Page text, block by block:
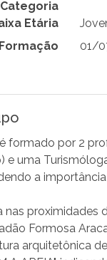
Categoria
Etária
01/
formado por 2
e uma
a
nas proximidades
Formosa
arquitetônica